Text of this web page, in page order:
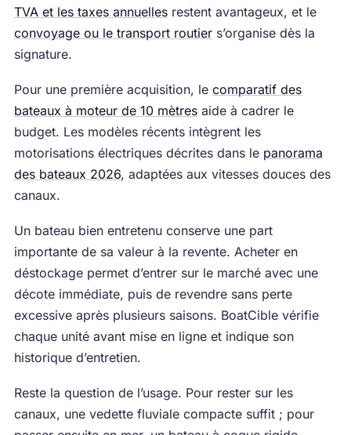
TVA et les taxes annuellesrestent avantageux, et le
convoyage ou le transport routiers’organise dès la
signature.
Pour une première acquisition, le comparatif des
bateaux à moteur de 10 mètresaide à cadrer le
budget. Les modèles récents intègrent les
motorisations électriques décrites dans le panorama
des bateaux 2026, adaptées aux vitesses douces des
canaux.
Un bateau bien entretenu conserve une part
importante de sa valeur à la revente. Acheter en
déstockage permet d’entrer sur le marché avec une
décote immédiate, puis de revendre sans perte
excessive après plusieurs saisons. BoatCible vérifie
chaque unité avant mise en ligne et indique son
historique d’entretien.
Reste la question de l’usage. Pour rester sur les
canaux, une vedette fluviale compacte suffit ; pour